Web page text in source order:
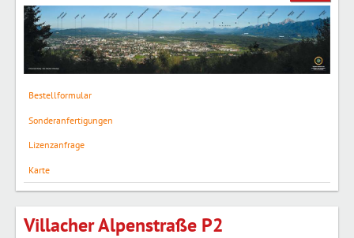
Bestellformular
Sonderanfertigungen
Lizenzanfrage
Karte
Villacher Alpenstraße P2